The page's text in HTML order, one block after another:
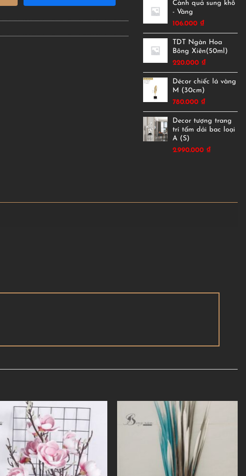
Cành quả sung khô
- Vàng
106.000 ₫
TDT Ngàn Hoa
Bông Xiên(50ml)
220.000 ₫
Décor chiếc lá vàng
M (30cm)
780.000 ₫
Decor tượng trang
trí tấm dải bac loại
A (S)
2.990.000 ₫